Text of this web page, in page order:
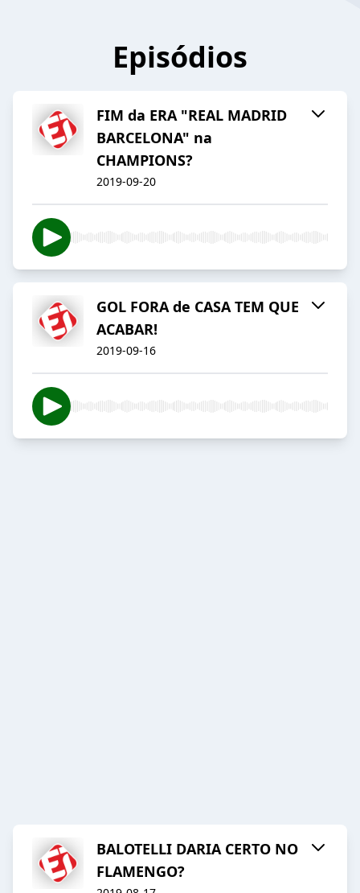
Episódios
FIM da ERA "REAL MADRID
BARCELONA" na
CHAMPIONS?
2019-09-20
GOL FORA de CASA TEM QUE
ACABAR!
2019-09-16
BALOTELLI DARIA CERTO NO
FLAMENGO?